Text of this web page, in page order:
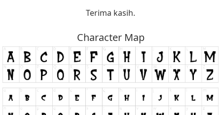
Terima kasih.
Character Map